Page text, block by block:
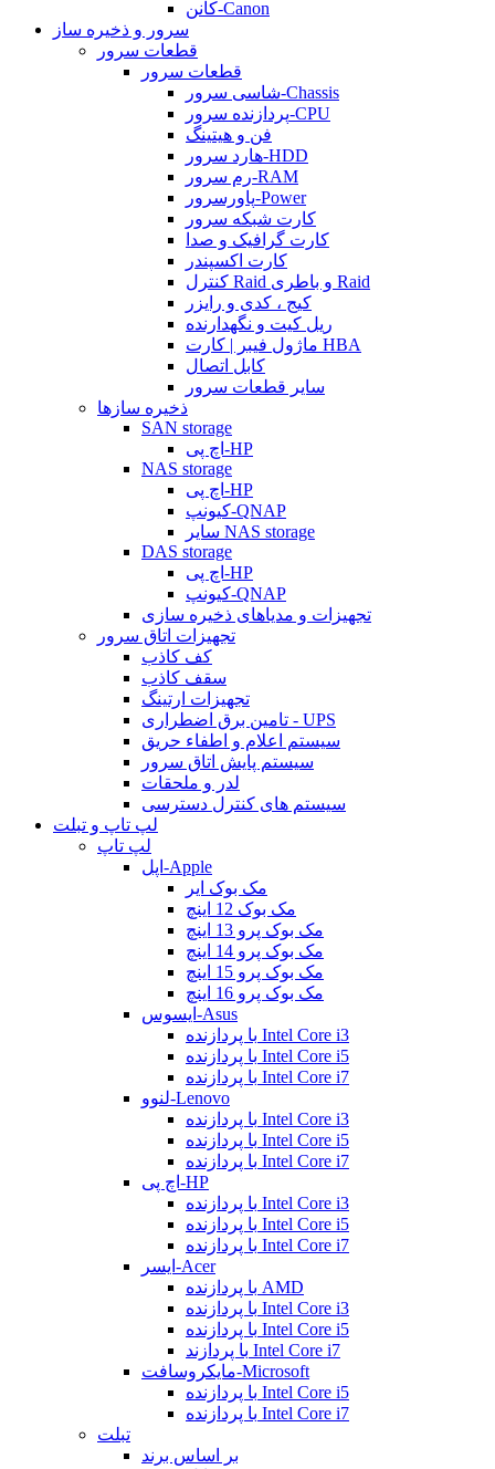
کانن-Canon
سرور و ذخیره ساز
قطعات سرور
قطعات سرور
شاسی سرور-Chassis
پردازنده سرور-CPU
فن و هیتینگ
هارد سرور-HDD
رم سرور-RAM
پاورسرور-Power
کارت شبکه سرور
کارت گرافیک و صدا
کارت اکسپندر
کنترل Raid و باطری Raid
کیج ، کدی و رایزر
ریل کیت و نگهدارنده
ماژول فیبر | کارت HBA
کابل اتصال
سایر قطعات سرور
ذخیره سازها
SAN storage
اچ پی-HP
NAS storage
اچ پی-HP
کیونپ-QNAP
سایر NAS storage
DAS storage
اچ پی-HP
کیونپ-QNAP
تجهیزات و مدیاهای ذخیره سازی
تجهیزات اتاق سرور
کف کاذب
سقف کاذب
تجهیزات ارتینگ
تامین برق اضطراری - UPS
سیستم اعلام و اطفاء حریق
سیستم پایش اتاق سرور
لدر و ملحقات
سیستم های کنترل دسترسی
لپ تاپ و تبلت
لپ تاپ
اپل-Apple
مک بوک ایر
مک بوک 12 اینچ
مک بوک پرو 13 اینچ
مک بوک پرو 14 اینچ
مک بوک پرو 15 اینچ
مک بوک پرو 16 اینچ
ایسوس-Asus
با پردازنده Intel Core i3
با پردازنده Intel Core i5
با پردازنده Intel Core i7
لنوو-Lenovo
با پردازنده Intel Core i3
با پردازنده Intel Core i5
با پردازنده Intel Core i7
اچ پی-HP
با پردازنده Intel Core i3
با پردازنده Intel Core i5
با پردازنده Intel Core i7
ایسر-Acer
با پردازنده AMD
با پردازنده Intel Core i3
با پردازنده Intel Core i5
با پردازند Intel Core i7
مایکروسافت-Microsoft
با پردازنده Intel Core i5
با پردازنده Intel Core i7
تبلت
بر اساس برند